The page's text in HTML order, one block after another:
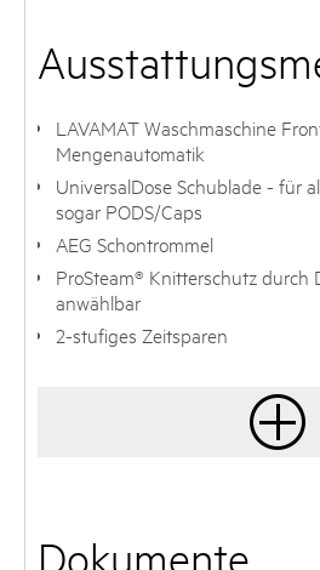
LAVAMAT Waschmaschine
Mengenautomatik
UniversalDose Schublade - für
sogar PODS/Caps
AEG Schontrommel
ProSteam® Knitterschutz durch
anwählbar
2-stufiges Zeitsparen
Dokumente